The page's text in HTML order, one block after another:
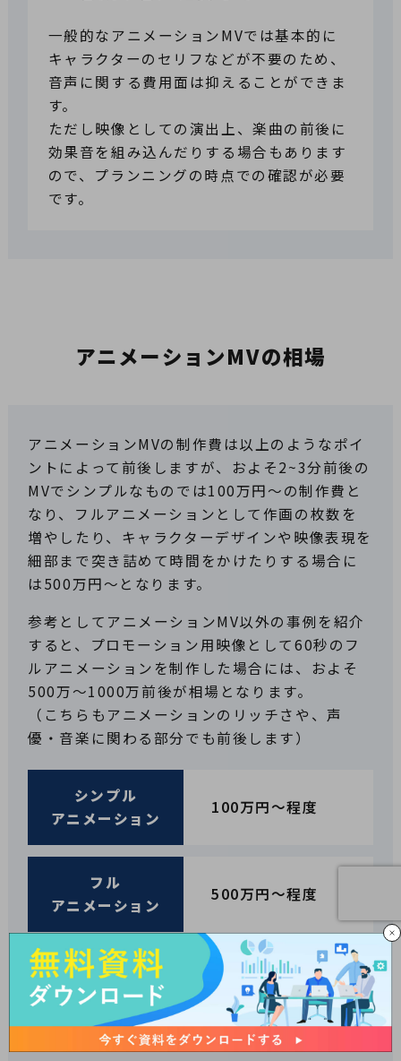
一般的なアニメーションMVでは基本的に
キャラクターのセリフなどが不要のため、
音声に関する費用面は抑えることができま
す。
ただし映像としての演出上、楽曲の前後に
効果音を組み込んだりする場合もあります
ので、プランニングの時点での確認が必要
です。
アニメーションMVの相場
アニメーションMVの制作費は以上のようなポイ
ントによって前後しますが、およそ2~3分前後の
MVでシンプルなものでは100万円～の制作費と
なり、フルアニメーションとして作画の枚数を
増やしたり、キャラクターデザインや映像表現を
細部まで突き詰めて時間をかけたりする場合に
は500万円～となります。
参考としてアニメーションMV以外の事例を紹介
すると、プロモーション用映像として60秒のフ
ルアニメーションを制作した場合には、およそ
500万～1000万前後が相場となります。
（こちらもアニメーションのリッチさや、声
優・音楽に関わる部分でも前後します）
シンプル
アニメーション
100万円〜程度
フル
アニメーション
500万円〜程度
プロモーション
用
アニメーション
500万円〜1000万円程
度
TOP